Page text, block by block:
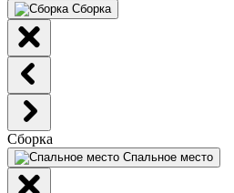
Сборка
Сборка
Спальное место